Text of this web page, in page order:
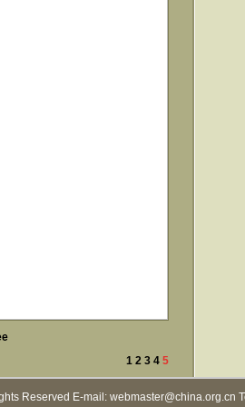
1 2 3 4 5
Reserved E-mail: webmaster@china.org.cn